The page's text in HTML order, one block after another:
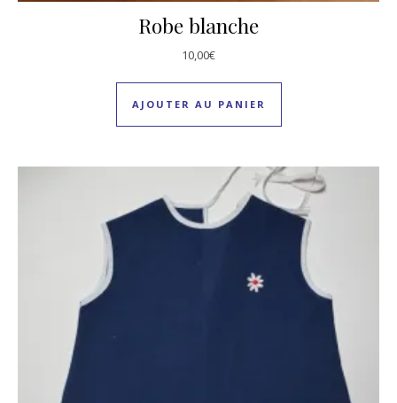
Robe blanche
10,00€
AJOUTER AU PANIER